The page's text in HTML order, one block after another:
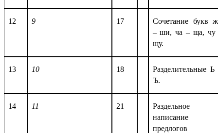
12 9 17
Сочетание букв
– ши, ча – ща, чу
щу.
13 10 18
Разделительные Ь
Ъ.
14 11 21
Раздельное
написание
предлогов